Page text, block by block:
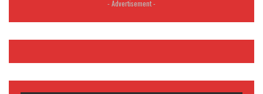
- Advertisement -